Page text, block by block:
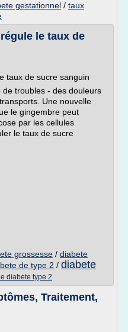
gestationnel / taux
le taux de
taux de sucre sanguin
troubles - des douleurs
Une nouvelle
le gingembre peut
par les cellules
le taux de sucre
grossesse / diabete
de type 2 / diabete
diabete type 2
Traitement,